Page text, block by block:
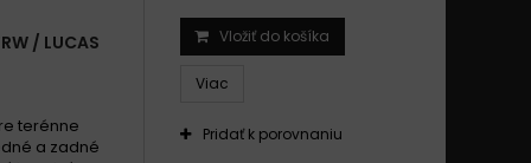
/ LUCAS
terénne
a zadné
Vložiť do košíka
Viac
Pridať k porovnaniu